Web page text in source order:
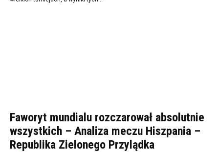
Faworyt mundialu rozczarował absolutnie
wszystkich – Analiza meczu Hiszpania –
Republika Zielonego Przylądka